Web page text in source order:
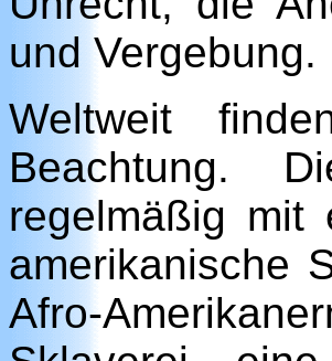
und Vergebung.
Weltweit
Beachtung.
regelmäßig mit
amerikanische
Afro-